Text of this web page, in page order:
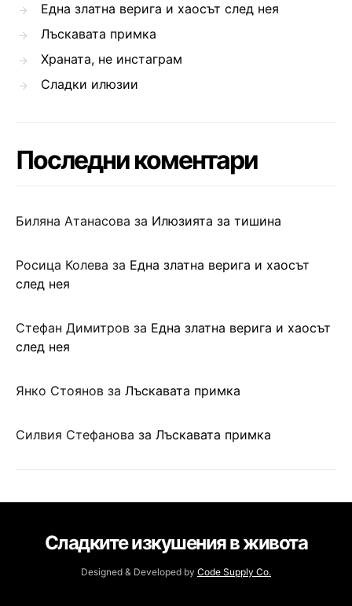
Една златна верига и хаосът след нея
Лъскавата примка
Храната, не инстаграм
Сладки илюзии
Последни коментари
Биляна Атанасова за Илюзията за тишина
Росица Колева за Една златна верига и хаосът
след нея
Стефан Димитров за Една златна верига и хаосът
след нея
Янко Стоянов за Лъскавата примка
Силвия Стефанова за Лъскавата примка
Сладките изкушения в живота
Designed & Developed by Code Supply Co.